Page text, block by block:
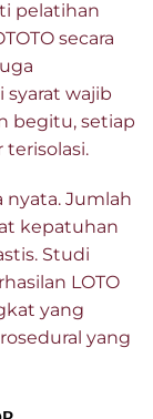
pelatihan
secara
wajib
begitu, setiap
nyata. Jumlah
kepatuhan
Studi
LOTO
yang
yang